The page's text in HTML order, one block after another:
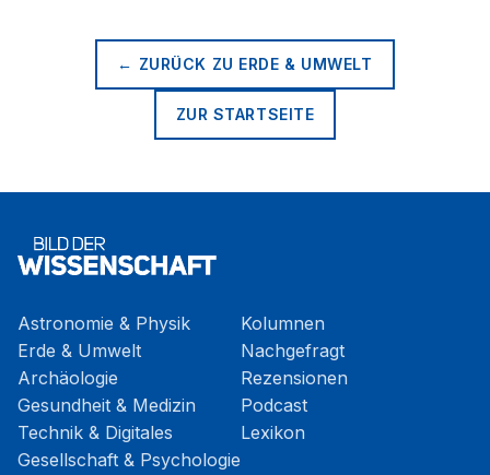
← ZURÜCK ZU ERDE & UMWELT
ZUR STARTSEITE
Astronomie & Physik
Erde & Umwelt
Archäologie
Gesundheit & Medizin
Technik & Digitales
Gesellschaft & Psychologie
Kolumnen
Nachgefragt
Rezensionen
Podcast
Lexikon